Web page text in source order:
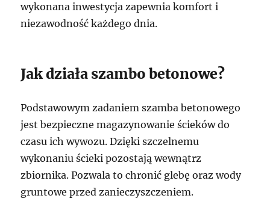
wykonana inwestycja zapewnia komfort i
niezawodność każdego dnia.
Jak działa szambo betonowe?
Podstawowym zadaniem szamba betonowego
jest bezpieczne magazynowanie ścieków do
czasu ich wywozu. Dzięki szczelnemu
wykonaniu ścieki pozostają wewnątrz
zbiornika. Pozwala to chronić glebę oraz wody
gruntowe przed zanieczyszczeniem.